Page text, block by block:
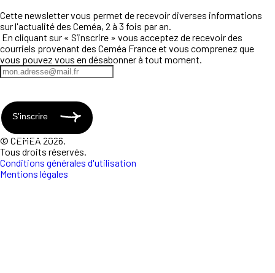
Cette newsletter vous permet de recevoir diverses informations
sur l'actualité des Ceméa, 2 à 3 fois par an.
En cliquant sur « S’inscrire » vous acceptez de recevoir des
courriels provenant des Ceméa France et vous comprenez que
vous pouvez vous en désabonner à tout moment.
S'inscrire
© CEMEA 2026.
Tous droits réservés.
Conditions générales d'utilisation
Mentions légales